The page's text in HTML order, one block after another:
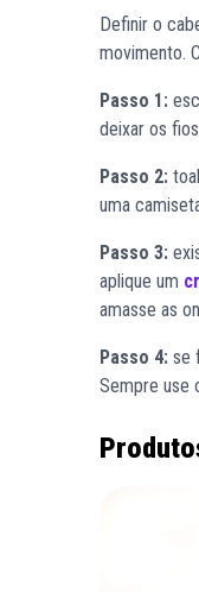
Definir o
movimento.
Passo 1:
deixar os
Passo 2:
uma
Passo 3:
aplique um
amasse as
Passo 4: se
Sempre use